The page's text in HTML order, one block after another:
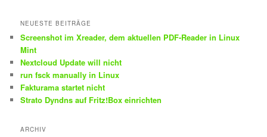
NEUESTE BEITRÄGE
Screenshot im Xreader, dem aktuellen PDF-Reader in Linux
Mint
Nextcloud Update will nicht
run fsck manually in Linux
Fakturama startet nicht
Strato Dyndns auf Fritz!Box einrichten
ARCHIV